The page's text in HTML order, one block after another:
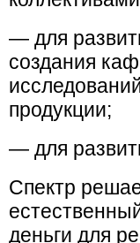
— для
создания
продукции;
— для
Спектр
деньги для